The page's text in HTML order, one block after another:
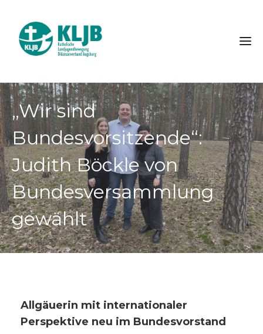
„Wir sind
Bundesvorsitzende“:
Judith Böckle von
Bundesversammlung
gewählt
Allgäuerin mit internationaler
Perspektive neu im Bundesvorstand